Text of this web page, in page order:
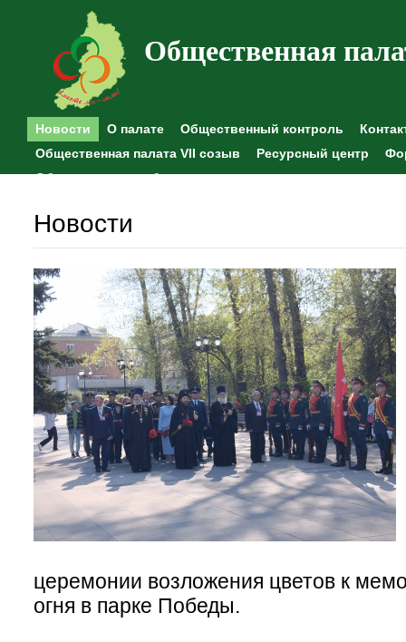
Общественная
Новости О палате Общественный контроль
Общественная палата VII созыв
Ресурсный центр
Общественные наблюдения
Новости
церемонии возложения цветов к
огня в парке Победы.